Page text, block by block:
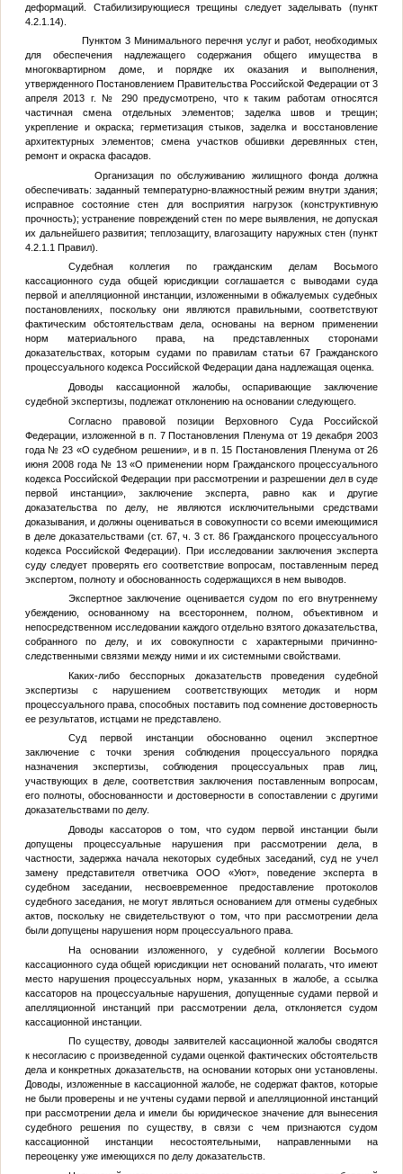
деформаций. Стабилизирующиеся трещины следует заделывать (пункт
4.2.1.14).
Пунктом 3 Минимального перечня услуг и работ, необходимых
для обеспечения надлежащего содержания общего имущества в
многоквартирном доме, и порядке их оказания и выполнения,
утвержденного Постановлением Правительства Российской Федерации от 3
апреля 2013 г. № 290 предусмотрено, что к таким работам относятся
частичная смена отдельных элементов; заделка швов и трещин;
укрепление и окраска; герметизация стыков, заделка и восстановление
архитектурных элементов; смена участков обшивки деревянных стен,
ремонт и окраска фасадов.
Организация по обслуживанию жилищного фонда должна
обеспечивать: заданный температурно-влажностный режим внутри здания;
исправное состояние стен для восприятия нагрузок (конструктивную
прочность); устранение повреждений стен по мере выявления, не допуская
их дальнейшего развития; теплозащиту, влагозащиту наружных стен (пункт
4.2.1.1 Правил).
Судебная коллегия по гражданским делам Восьмого
кассационного суда общей юрисдикции соглашается с выводами суда
первой и апелляционной инстанции, изложенными в обжалуемых судебных
постановлениях, поскольку они являются правильными, соответствуют
фактическим обстоятельствам дела, основаны на верном применении
норм материального права, на представленных сторонами
доказательствах, которым судами по правилам статьи 67 Гражданского
процессуального кодекса Российской Федерации дана надлежащая оценка.
Доводы кассационной жалобы, оспаривающие заключение
судебной экспертизы, подлежат отклонению на основании следующего.
Согласно правовой позиции Верховного Суда Российской
Федерации, изложенной в п. 7 Постановления Пленума от 19 декабря 2003
года № 23 «О судебном решении», и в п. 15 Постановления Пленума от 26
июня 2008 года № 13 «О применении норм Гражданского процессуального
кодекса Российской Федерации при рассмотрении и разрешении дел в суде
первой инстанции», заключение эксперта, равно как и другие
доказательства по делу, не являются исключительными средствами
доказывания, и должны оцениваться в совокупности со всеми имеющимися
в деле доказательствами (ст. 67, ч. 3 ст. 86 Гражданского процессуального
кодекса Российской Федерации). При исследовании заключения эксперта
суду следует проверять его соответствие вопросам, поставленным перед
экспертом, полноту и обоснованность содержащихся в нем выводов.
Экспертное заключение оценивается судом по его внутреннему
убеждению, основанному на всестороннем, полном, объективном и
непосредственном исследовании каждого отдельно взятого доказательства,
собранного по делу, и их совокупности с характерными причинно-
следственными связями между ними и их системными свойствами.
Каких-либо бесспорных доказательств проведения судебной
экспертизы с нарушением соответствующих методик и норм
процессуального права, способных поставить под сомнение достоверность
ее результатов, истцами не представлено.
Суд первой инстанции обоснованно оценил экспертное
заключение с точки зрения соблюдения процессуального порядка
назначения экспертизы, соблюдения процессуальных прав лиц,
участвующих в деле, соответствия заключения поставленным вопросам,
его полноты, обоснованности и достоверности в сопоставлении с другими
доказательствами по делу.
Доводы кассаторов о том, что судом первой инстанции были
допущены процессуальные нарушения при рассмотрении дела, в
частности, задержка начала некоторых судебных заседаний, суд не учел
замену представителя ответчика ООО «Уют», поведение эксперта в
судебном заседании, несвоевременное предоставление протоколов
судебного заседания, не могут являться основанием для отмены судебных
актов, поскольку не свидетельствуют о том, что при рассмотрении дела
были допущены нарушения норм процессуального права.
На основании изложенного, у судебной коллегии Восьмого
кассационного суда общей юрисдикции нет оснований полагать, что имеют
место нарушения процессуальных норм, указанных в жалобе, а ссылка
кассаторов на процессуальные нарушения, допущенные судами первой и
апелляционной инстанций при рассмотрении дела, отклоняется судом
кассационной инстанции.
По существу, доводы заявителей кассационной жалобы сводятся
к несогласию с произведенной судами оценкой фактических обстоятельств
дела и конкретных доказательств, на основании которых они установлены.
Доводы, изложенные в кассационной жалобе, не содержат фактов, которые
не были проверены и не учтены судами первой и апелляционной инстанций
при рассмотрении дела и имели бы юридическое значение для вынесения
судебного решения по существу, в связи с чем признаются судом
кассационной инстанции несостоятельными, направленными на
переоценку уже имеющихся по делу доказательств.